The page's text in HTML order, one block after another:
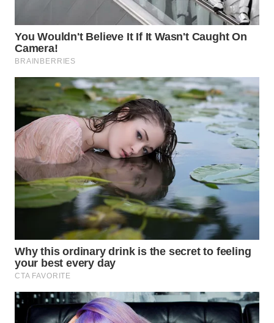
WN
BORNEO
Wahana
Group
WAHANA
NEWS
WAHANA
TANI
ADVOKAT
WAHANA
INFRASTRUKTUR
WAHANA